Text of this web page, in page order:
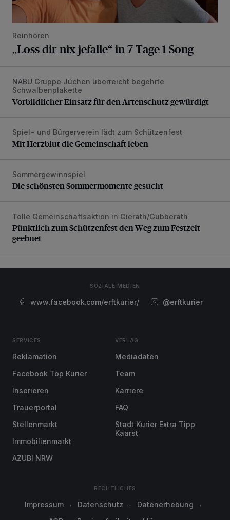
Reinhören
„Loss dir nix jefalle“ in 7 Tage 1 Song
Vorbildlicher Einsatz für den Artenschutz gewürdigt
NABU Gruppe Jüchen überreicht begehrte
Schwalbenplakette
Vorbildlicher Einsatz für den Artenschutz gewürdigt
Mit Herzblut die Gemeinschaft leben
Spiel- und Bürgerverein lädt zum Schützenfest
Mit Herzblut die Gemeinschaft leben
Die schönsten Sommermomente gesucht
Sommergewinnspiel
Die schönsten Sommermomente gesucht
Pünktlich zum Schützenfest den Weg zum Festzelt
Tolle Gemeinschaftsaktion in Gierath/Gubberath
Pünktlich zum Schützenfest den Weg zum Festzelt
geebnet
SOZIALE MEDIEN
www.facebook.com/erftkurier/ @erftkurier
SERVICES
Reklamation
Facebook Top Kurier
Inserieren
Trauerportal
Stellenmarkt
Immobilienmarkt
AZUBI NRW
VERLAG
Mediadaten
Team
Karriere
FAQ
Stadt Kurier Extra Tipp
Kaarst
RECHTLICHES
Impressum Datenschutz
Datenerhebung